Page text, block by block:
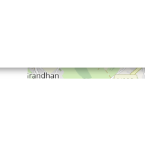
van 12 - 15 september